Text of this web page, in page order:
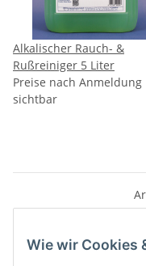
Alkalischer Rauch- &
Rußreiniger 5 Liter
Preise nach Anmeldung
sichtbar
Wie wir Cookies